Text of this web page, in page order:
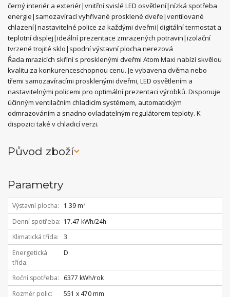
černý interiér a exteriér|vnitřní svislé LED osvětlení|nízká spotřeba
energie|samozavírací vyhřívané prosklené dveře|ventilované
chlazení|nastavitelné police za každými dveřmi|digitální termostat a
teplotní displej|ideální prezentace zmrazených potravin|izolační
tvrzené trojité sklo|spodní výstavní plocha nerezová
Řada mrazicích skříní s prosklenými dveřmi Atom Maxi nabízí skvělou
kvalitu za konkurenceschopnou cenu. Je vybavena dvěma nebo
třemi samozavíracími prosklenými dveřmi, LED osvětlením a
nastavitelnými policemi pro optimální prezentaci výrobků. Disponuje
účinným ventilačním chladicím systémem, automatickým
odmrazováním a snadno ovladatelným regulátorem teploty. K
dispozici také v chladicí verzi.
Původ zboží
Parametry
Výstavní plocha
1.39 m²
Denní spotřeba
17.47 kWh/24h
Klimatická třída
3
Energetická
třída
D
Roční spotřeba
6377 kWh/rok
Rozměr polic
551 x 470 mm